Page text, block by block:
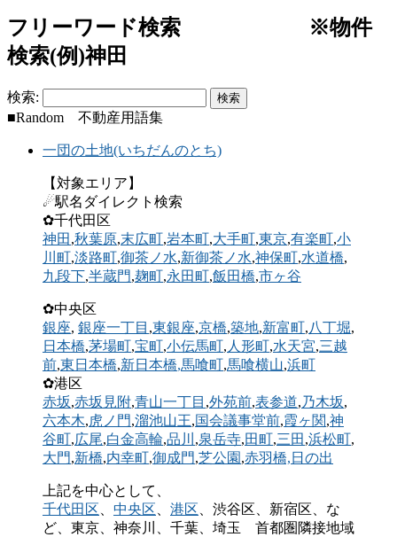
フリーワード検索 ※物件
検索(例)神田
検索:
■Random 不動産用語集
一団の土地(いちだんのとち)
【対象エリア】
☄駅名ダイレクト検索
✿千代田区
神田 ,秋葉原,末広町,岩本町,大手町,東京,有楽町,小
川町,淡路町,御茶ノ水,新御茶ノ水,神保町,水道橋,
九段下,半蔵門,麹町,永田町,飯田橋,市ヶ谷
✿中央区
銀座, 銀座一丁目 ,東銀座,京橋,築地,新富町,八丁堀,
日本橋,茅場町,宝町,小伝馬町, 人形町,水天宮,三越
前,東日本橋,新日本橋,馬喰町,馬喰横山,浜町
✿港区
赤坂,赤坂見附,青山一丁目 ,外苑前,表参道,乃木坂,
六本木,虎ノ門,溜池山王,国会議事堂前,霞ヶ関,神
谷町,広尾,白金高輪,品川 ,泉岳寺,田町,三田 ,浜松町,
大門,新橋,内幸町,御成門,芝公園 ,赤羽橋, 日の出
上記を中心として、
千代田区
中央区 港区 、渋谷区、新宿区、な
ど、東京、神奈川、千葉、埼玉 首都圏隣接地域